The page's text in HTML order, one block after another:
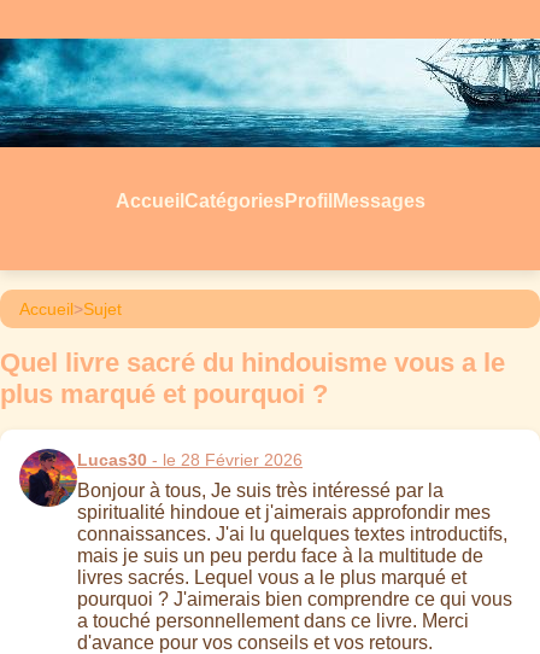
Accueil Catégories Profil Messages
Accueil>Sujet
Quel livre sacré du hindouisme vous a le
plus marqué et pourquoi ?
Lucas30 - le 28 Février 2026
Bonjour à tous, Je suis très intéressé par la
spiritualité hindoue et j'aimerais approfondir mes
connaissances. J'ai lu quelques textes introductifs,
mais je suis un peu perdu face à la multitude de
livres sacrés. Lequel vous a le plus marqué et
pourquoi ? J'aimerais bien comprendre ce qui vous
a touché personnellement dans ce livre. Merci
d'avance pour vos conseils et vos retours.